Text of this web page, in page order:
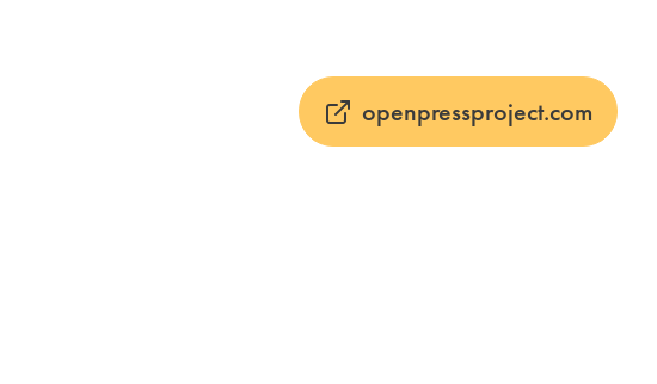
openpressproject.com